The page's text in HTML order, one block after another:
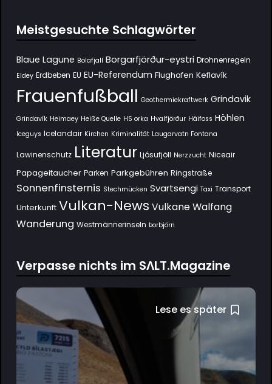
Meistgesuchte Schlagwörter
Blaue Lagune Bolafjall Borgarfjörður-eystri Drohnenregeln
Eldey Erdbeben EU EU-Referendum Flughafen Keflavík
Frauenfußball Geothermiekraftwerk Grindavik
Grindavík Heimaey Heiße Quelle HS orka Hvalfjörður Háifoss Höhlen
Iceguys Icelandair Kirchen Kriminalität Laugarvatn Fontana
Lawinenschutz Literatur Ljósufjöll Nerzzucht Niceair
Papageitaucher Parken Parkgebühren Ringstraße
Sonnenfinsternis Stechmücken Svartsengi Taxi Transport
Unterkunft Vulkan-News Vulkane Walfang
Wanderung Westmännerinseln Þorbjörn
Verpasse nichts im SΛLT.Magazine
Lese es später